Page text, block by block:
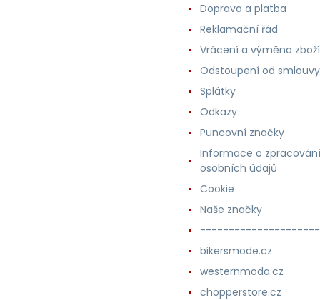
Doprava a platba
Reklamační řád
Vrácení a výměna zboží
Odstoupení od smlouvy
Splátky
Odkazy
Puncovní značky
Informace o zpracování
osobních údajů
Cookie
Naše značky
bikersmode.cz
westernmoda.cz
chopperstore.cz